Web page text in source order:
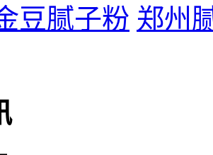
豆腻子粉 郑州